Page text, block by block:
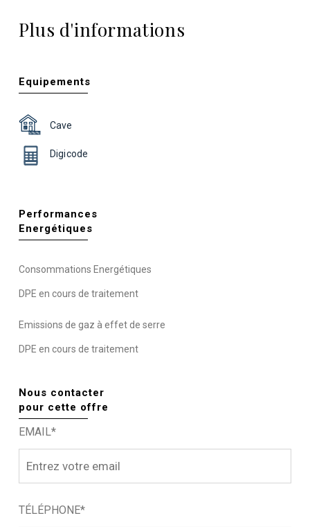
Plus d'informations
Equipements
Cave
Digicode
Performances
Energétiques
Consommations Energétiques
DPE en cours de traitement
Emissions de gaz à effet de serre
DPE en cours de traitement
Nous contacter
pour cette offre
EMAIL*
TÉLÉPHONE*